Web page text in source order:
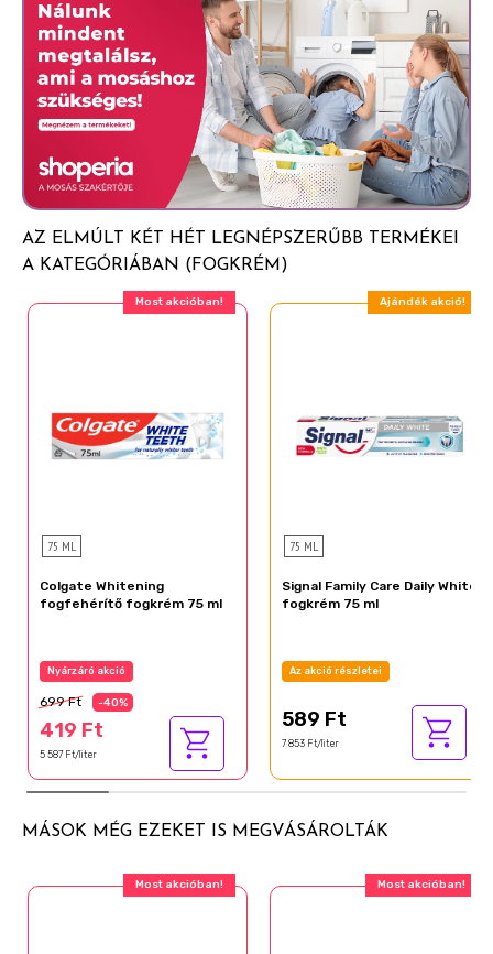
Aroma
Cellulose Gum
Decyl Glucoside
Sodium Fluoride
Sodium Monofluorophosphate
tartalmaz (1000 ppm F). Más forrásból származó
fluoridbevitel esetén kérje ki fogorvosa vagy orvosa
tanácsát.
AZ ELMÚLT KÉT HÉT LEGNÉPSZERŰBB TERMÉKEI
A KATEGÓRIÁBAN (FOGKRÉM)
Most akcióban!
75 ML
Colgate Whitening
fogfehérítő fogkrém 75 ml
Nyárzáró akció
699 Ft -40%
419 Ft
5 587 Ft/liter
Ajándék akció!
75 ML
Signal Family Care Daily White
fogkrém 75 ml
Az akció részletei
589 Ft
7 853 Ft/liter
MÁSOK MÉG EZEKET IS MEGVÁSÁROLTÁK
Most akcióban! Most akcióban!